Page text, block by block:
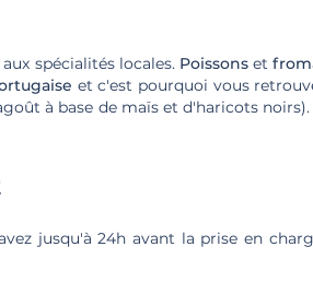
spécialités locales. Poissonset
et c'est pourquoi vous
à base de maïs et d'haricots noirs).
jusqu'à 24h avant la prise en